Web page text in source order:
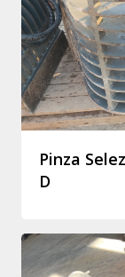
Pinza
D